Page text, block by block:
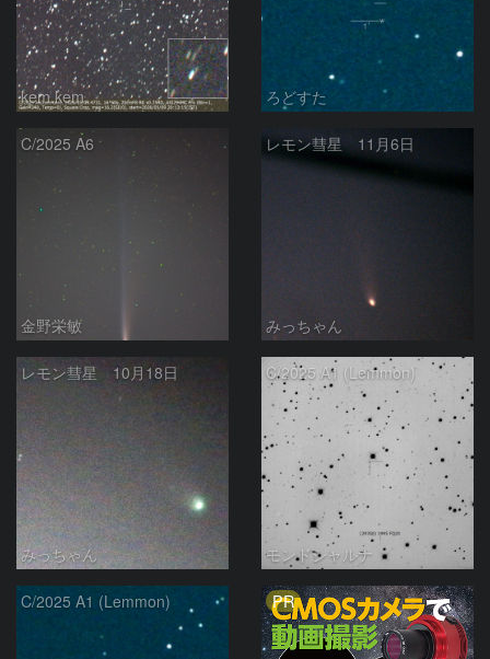
kem.kem ろどすた
C/2025 A6
金野栄敏
レモン彗星 11月6日
みっちゃん
レモン彗星 10月18日
みっちゃん
C/2025 A1 (Lemmon)
モンドシャルナ
C/2025 A1 (Lemmon) PR